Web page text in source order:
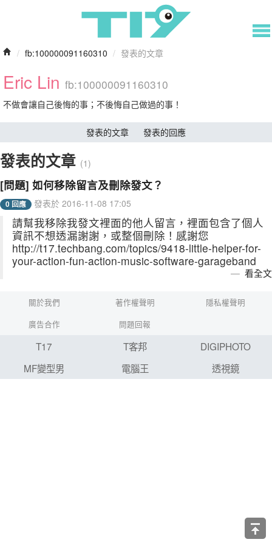
/ fb:100000091160310 / 發表的文章
Eric Lin fb:100000091160310
不做會讓自己後悔的事；不後悔自己做過的事！
發表的文章 發表的回應
發表的文章 (1)
[問題] 如何移除留言及刪除發文？
0 回應 發表於 2016-11-08 17:05
請幫我移除我發文裡面的他人留言，裡面包含了個人
資訊不想透漏謝謝，或整個刪除！感謝您
http://t17.techbang.com/topics/9418-little-helper-for-
your-action-fun-action-music-software-garageband
看全文
關於我們 著作權聲明
隱私權聲明
廣告合作
問題回報
T17 T客邦
DIGIPHOTO
MF變型男
電腦王 透視鏡